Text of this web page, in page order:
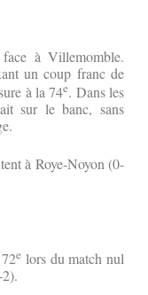
à Villemomble.
un coup franc de
à la 74e. Dans les
sur le banc, sans
à Roye-Noyon (0-
e lors du match nul